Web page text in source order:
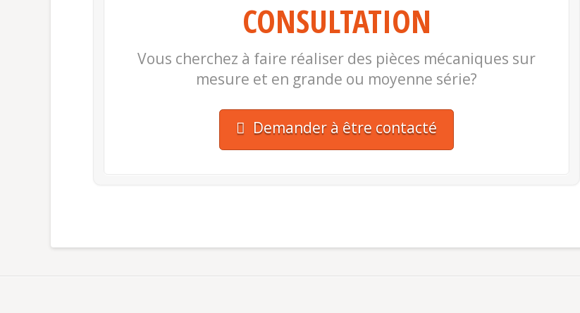
CONSULTATION
Vous cherchez à faire réaliser des pièces mécaniques sur
mesure et en grande ou moyenne série?
Demander à être contacté